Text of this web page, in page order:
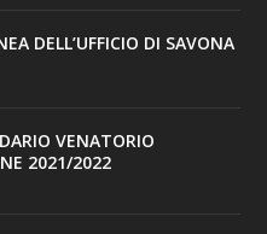
DELL’UFFICIO DI SAVONA
VENATORIO
2021/2022